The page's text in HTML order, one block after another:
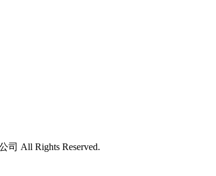
司 All Rights Reserved.